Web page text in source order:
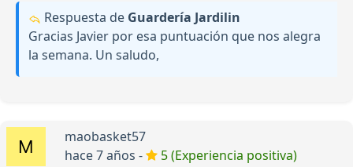
Respuesta de Guardería Jardilin
Gracias Javier por esa puntuación que nos alegra
la semana. Un saludo,
maobasket57
hace 7 años -
5 (Experiencia positiva)